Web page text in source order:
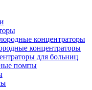
концентраторы
концентраторы
для больниц
помпы